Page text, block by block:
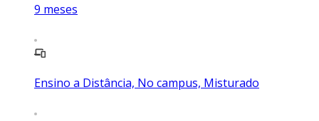
9 meses
Ensino a Distância, No campus, Misturado